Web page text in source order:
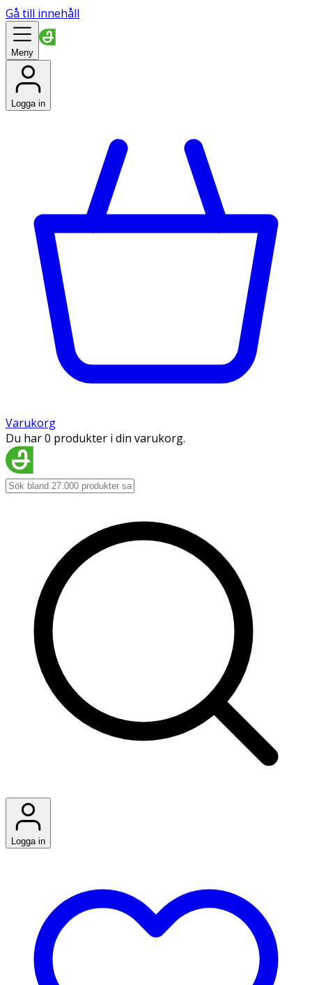
Gå till innehåll
Meny
Logga in
Varukorg
Du har 0 produkter i din varukorg.
Logga in